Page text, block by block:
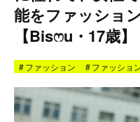
能をファッショ
【Bisෆ‪u・17歳】
#ファッション #ファッショ